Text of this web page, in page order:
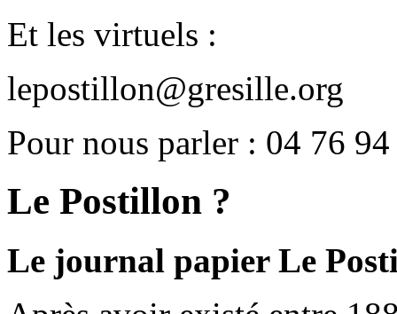
Et les virtuels :
lepostillon@gresille.org
Pour nous parler : 04 76
Le Postillon ?
Le journal papier Le